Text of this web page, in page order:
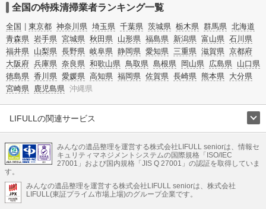
全国の特殊清掃業者ランキング一覧
全国 東京都 神奈川県 埼玉県 千葉県 茨城県 栃木県 群馬県 北海道
青森県 岩手県 宮城県 秋田県 山形県 福島県 新潟県 富山県 石川県
福井県 山梨県 長野県 岐阜県 静岡県 愛知県 三重県 滋賀県 京都府
大阪府 兵庫県 奈良県 和歌山県 鳥取県 島根県 岡山県 広島県 山口県
徳島県 香川県 愛媛県 高知県 福岡県 佐賀県 長崎県 熊本県 大分県
宮崎県 鹿児島県 沖縄県
LIFULLの関連サービス
不動産・住宅
引越し 老人ホーム 地方創生 ママの就労支援
不動産クラウドファンディング 遺品整理 老後の暮らし情報
LIFULL HOME'Sのサービス
不動産・住宅
みんなの遺品整理を運営する株式会社LIFULL seniorは、情報セ
キュリティマネジメントシステムの国際規格「ISO/IEC
27001」および国内規格「JIS Q 27001」の認証を取得していま
す。
みんなの遺品整理を運営する株式会社LIFULL seniorは、株式会社
LIFULL(東証プライム市場上場)のグループ企業です。